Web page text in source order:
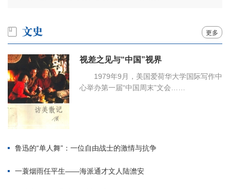
更多
视差之见与“中国”视界
1979年9月，美国爱荷华大学国际写作中
心举办第一届“中国周末”文会……
鲁迅的“单人舞”：一位自由战士的激情与抗争
一蓑烟雨任平生——海派通才文人陆澹安